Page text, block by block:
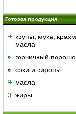
Готовая продукция
крупы, мука,
масла
горчичный
cоки и сиропы
масла
жиры